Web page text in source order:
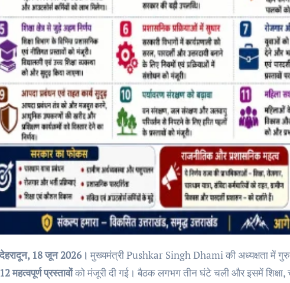
देहरादून, 18 जून 2026। मुख्यमंत्री Pushkar Singh Dhami की अध्यक्षता में
12 महत्वपूर्ण प्रस्तावोंको मंजूरी दी गई। बैठक लगभग तीन घंटे चली और इसमें शिक्षा,